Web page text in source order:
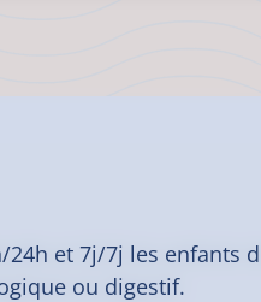
et 7j/7j les enfants
ou digestif.